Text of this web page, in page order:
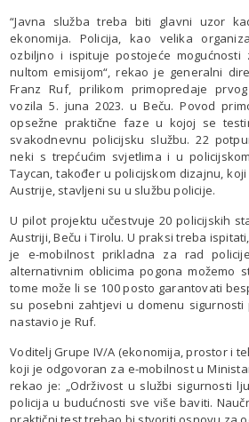
“Javna služba treba biti glavni uzor
ekonomija. Policija, kao velika
ozbiljno i ispituje postojeće
nultom emisijom“, rekao je generalni
Franz Ruf, prilikom primopredaje
vozila 5. juna 2023. u Beču. Povod
opsežne praktične faze u kojoj se
svakodnevnu policijsku službu. 22
neki s trepćućim svjetlima i u
Taycan, također u policijskom dizajnu,
Austrije, stavljeni su u službu policije.
U pilot projektu učestvuje 20 policijskih
Austriji, Beču i Tirolu. U praksi treba
je e-mobilnost prikladna za rad
alternativnim oblicima pogona možemo
tome može li se 100 posto garantovati
su posebni zahtjevi u domenu
nastavio je Ruf.
Voditelj Grupe IV/A (ekonomija, prostor i
koji je odgovoran za e-mobilnost u
rekao je: „Održivost u službi sigurnosti
policija u budućnosti sve više baviti.